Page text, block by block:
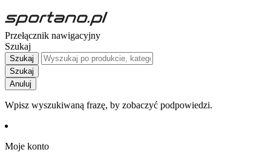
Przełącznik nawigacyjny
Szukaj
Szukaj
Szukaj
Anuluj
Wpisz wyszukiwaną frazę, by zobaczyć podpowiedzi.
Moje konto